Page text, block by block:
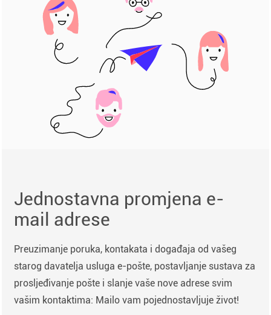
Jednostavna promjena e-
mail adrese
Preuzimanje poruka, kontakata i događaja od vašeg
starog davatelja usluga e-pošte, postavljanje sustava za
prosljeđivanje pošte i slanje vaše nove adrese svim
vašim kontaktima: Mailo vam pojednostavljuje život!